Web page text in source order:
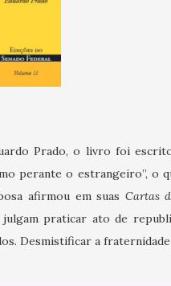
Prado, o livro foi
perante o estrangeiro”, o
afirmou em suas Cartas
praticar ato de
Desmistificar a fraternidade